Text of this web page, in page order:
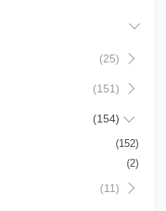
(25)
(151)
(154)
(152)
(2)
(11)